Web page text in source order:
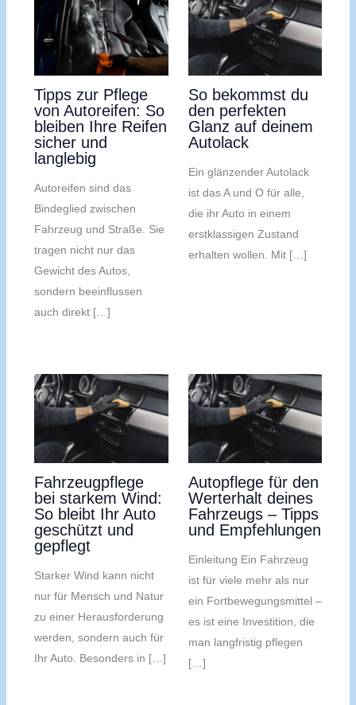
Tipps zur Pflege
von Autoreifen: So
bleiben Ihre Reifen
sicher und
langlebig
Autoreifen sind das
Bindeglied zwischen
Fahrzeug und Straße. Sie
tragen nicht nur das
Gewicht des Autos,
sondern beeinflussen
auch direkt […]
So bekommst du
den perfekten
Glanz auf deinem
Autolack
Ein glänzender Autolack
ist das A und O für alle,
die ihr Auto in einem
erstklassigen Zustand
erhalten wollen. Mit […]
Fahrzeugpflege
bei starkem Wind:
So bleibt Ihr Auto
geschützt und
gepflegt
Starker Wind kann nicht
nur für Mensch und Natur
zu einer Herausforderung
werden, sondern auch für
Ihr Auto. Besonders in […]
Autopflege für den
Werterhalt deines
Fahrzeugs – Tipps
und Empfehlungen
Einleitung Ein Fahrzeug
ist für viele mehr als nur
ein Fortbewegungsmittel –
es ist eine Investition, die
man langfristig pflegen
[…]